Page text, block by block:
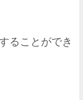
ることができ